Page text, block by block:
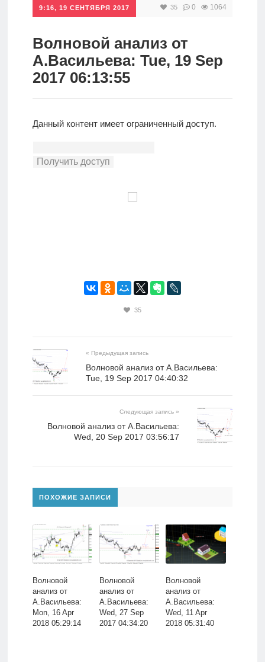
Инвестиции
Дивиденды
Волновой
9:16, 19 СЕНТЯБРЯ 2017 35 0 1064
Волновой анализ от
А.Васильева: Tue, 19 Sep
2017 06:13:55
Данный контент имеет ограниченный доступ.
35
« Предыдущая запись
Волновой анализ от А.Васильева:
Tue, 19 Sep 2017 04:40:32
Следующая запись »
Волновой анализ от А.Васильева:
Wed, 20 Sep 2017 03:56:17
ПОХОЖИЕ ЗАПИСИ
Волновой
анализ от
А.Васильева:
Mon, 16 Apr
2018 05:29:14
Волновой
анализ от
А.Васильева:
Wed, 27 Sep
2017 04:34:20
Волновой
анализ от
А.Васильева:
Wed, 11 Apr
2018 05:31:40